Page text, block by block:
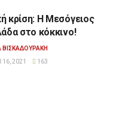
κρίση: Η Μεσόγειος
στο κόκκινο!
ΒΙΣΚΑΔΟΥΡΑΚΗ
16, 2021
163